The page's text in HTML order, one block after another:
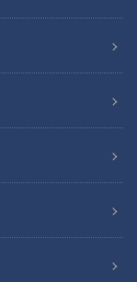
球団創設９０
き、竜のファン
を２０年ずつ
ねてみた。